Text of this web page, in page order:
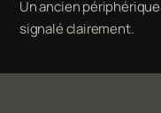
Un ancien
signalé clairement.